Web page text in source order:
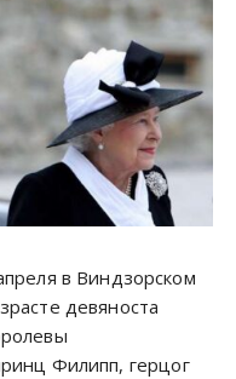
в Виндзорском
девяноста
Филипп, герцог